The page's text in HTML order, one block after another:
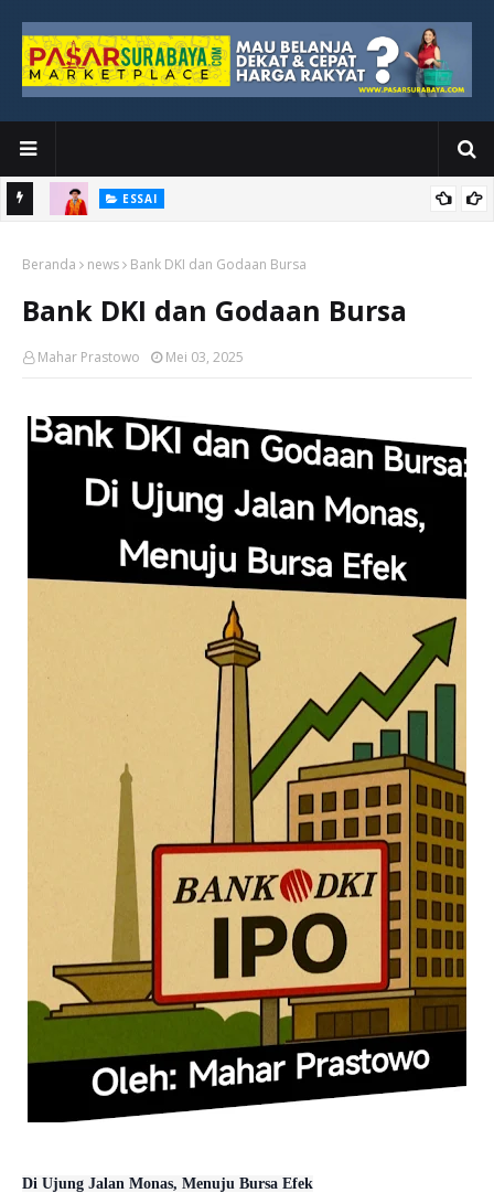
ESSAI
Tidak Berhenti di Panggung Wisuda
Beranda news Bank DKI dan Godaan Bursa
Bank DKI dan Godaan Bursa
Mahar Prastowo Mei 03, 2025
Di Ujung Jalan Monas, Menuju Bursa Efek